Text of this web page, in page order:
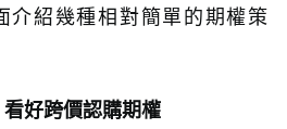
介紹幾種相對簡單的期權策
好跨價認購期權